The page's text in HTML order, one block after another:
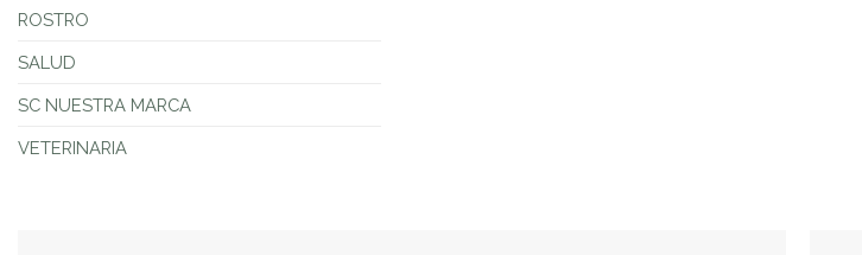
ROSTRO
SALUD
SC NUESTRA MARCA
VETERINARIA